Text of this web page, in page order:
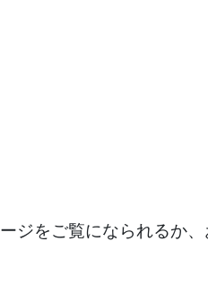
をご覧になられるか、